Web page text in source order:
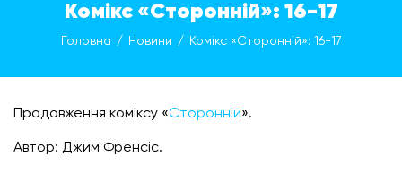
Комікс «Сторонній»: 16-17
Головна Новини Комікс «Сторонній»: 16-17
Продовження коміксу «Сторонній».
Автор: Джим Френсіс.